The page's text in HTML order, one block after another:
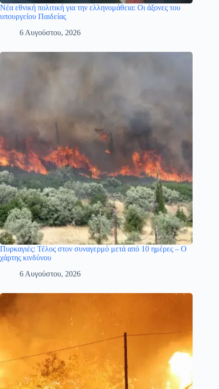
Νέα εθνική πολιτική για την ελληνομάθεια: Οι άξονες του
υπουργείου Παιδείας
6 Αυγούστου, 2026
Πυρκαγιές: Τέλος στον συναγερμό μετά από 10 ημέρες – Ο
χάρτης κινδύνου
6 Αυγούστου, 2026